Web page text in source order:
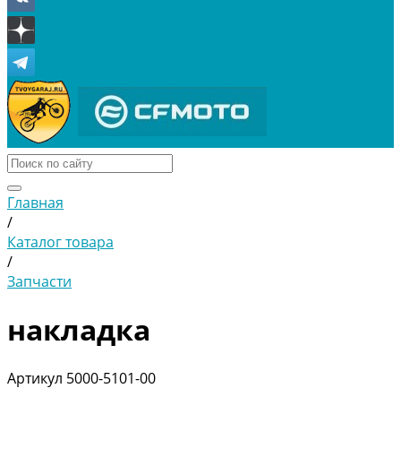
Главная
/
Каталог товара
/
Запчасти
накладка
Артикул 5000-5101-00